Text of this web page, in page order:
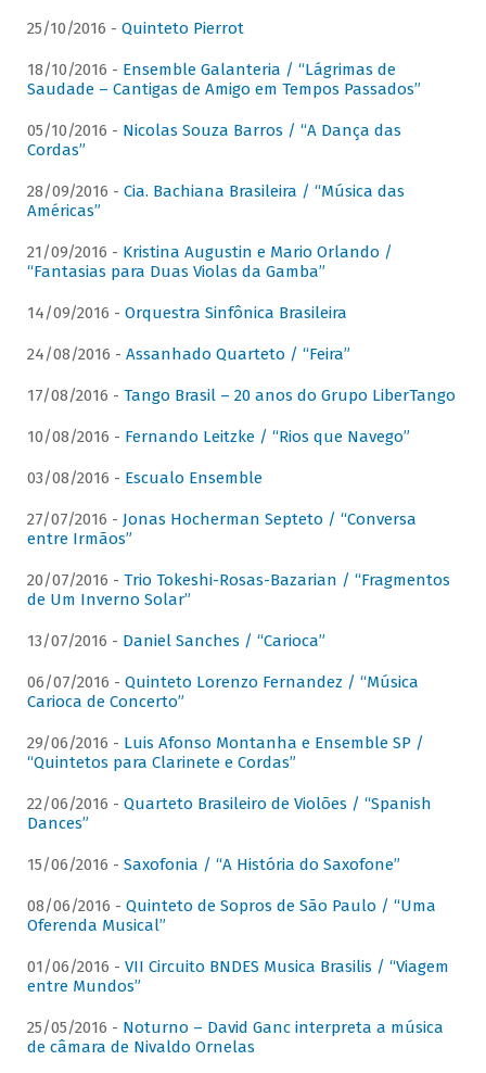
25/10/2016 - Quinteto Pierrot
18/10/2016 - Ensemble Galanteria / “Lágrimas de
Saudade – Cantigas de Amigo em Tempos Passados”
05/10/2016 - Nicolas Souza Barros / “A Dança das
Cordas”
28/09/2016 - Cia. Bachiana Brasileira / “Música das
Américas”
21/09/2016 - Kristina Augustin e Mario Orlando /
“Fantasias para Duas Violas da Gamba”
14/09/2016 - Orquestra Sinfônica Brasileira
24/08/2016 - Assanhado Quarteto / “Feira”
17/08/2016 - Tango Brasil – 20 anos do Grupo LiberTango
10/08/2016 - Fernando Leitzke / “Rios que Navego”
03/08/2016 - Escualo Ensemble
27/07/2016 - Jonas Hocherman Septeto / “Conversa
entre Irmãos”
20/07/2016 - Trio Tokeshi-Rosas-Bazarian / “Fragmentos
de Um Inverno Solar”
13/07/2016 - Daniel Sanches / “Carioca”
06/07/2016 - Quinteto Lorenzo Fernandez / “Música
Carioca de Concerto”
29/06/2016 - Luis Afonso Montanha e Ensemble SP /
“Quintetos para Clarinete e Cordas”
22/06/2016 - Quarteto Brasileiro de Violões / “Spanish
Dances”
15/06/2016 - Saxofonia / “A História do Saxofone”
08/06/2016 - Quinteto de Sopros de São Paulo / “Uma
Oferenda Musical”
01/06/2016 - VII Circuito BNDES Musica Brasilis / “Viagem
entre Mundos”
25/05/2016 - Noturno – David Ganc interpreta a música
de câmara de Nivaldo Ornelas